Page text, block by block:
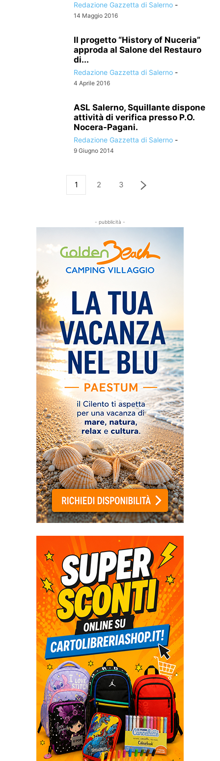
Redazione Gazzetta di Salerno -
14 Maggio 2016
Il progetto “History of Nuceria”
approda al Salone del Restauro
di...
Redazione Gazzetta di Salerno -
4 Aprile 2016
ASL Salerno, Squillante dispone
attività di verifica presso P.O.
Nocera-Pagani.
Redazione Gazzetta di Salerno -
9 Giugno 2014
1 2 3
- pubblicità -